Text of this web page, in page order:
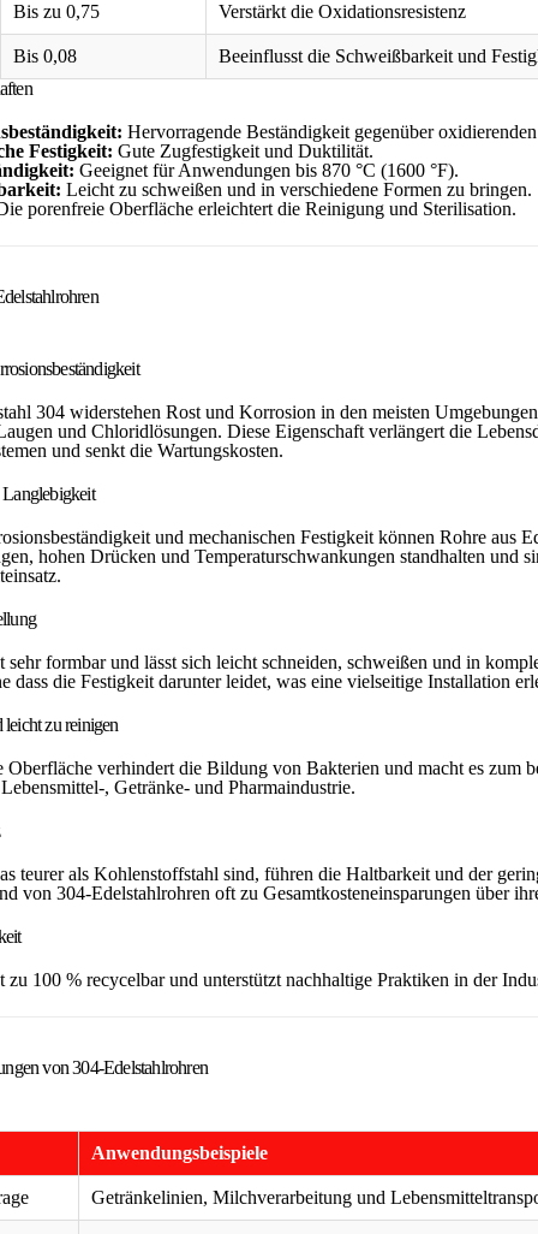
Bis zu 0,75 Verstärkt die Oxidationsresistenz
Bis 0,08
Beeinflusst die Schweißbarkeit und
Hervorragende Beständigkeit gegenüber
Festigkeit: Gute Zugfestigkeit und Duktilität.
Geeignet für Anwendungen bis 870 °C (1600 °F).
Leicht zu schweißen und in verschiedene Formen zu bringen.
porenfreie Oberfläche erleichtert die Reinigung und Sterilisation.
304 widerstehen Rost und Korrosion in den meisten
und Chloridlösungen. Diese Eigenschaft verlängert die
und senkt die Wartungskosten.
und mechanischen Festigkeit können Rohre aus
hohen Drücken und Temperaturschwankungen standhalten und
sehr formbar und lässt sich leicht schneiden, schweißen und in
dass die Festigkeit darunter leidet, was eine vielseitige Installation
zu reinigen
Oberfläche verhindert die Bildung von Bakterien und macht es zum
, Getränke- und Pharmaindustrie.
teurer als Kohlenstoffstahl sind, führen die Haltbarkeit und der
von 304-Edelstahlrohren oft zu Gesamtkosteneinsparungen über
zu 100 % recycelbar und unterstützt nachhaltige Praktiken in der
von 304-Edelstahlrohren
Anwendungsbeispiele
Getränkelinien, Milchverarbeitung und